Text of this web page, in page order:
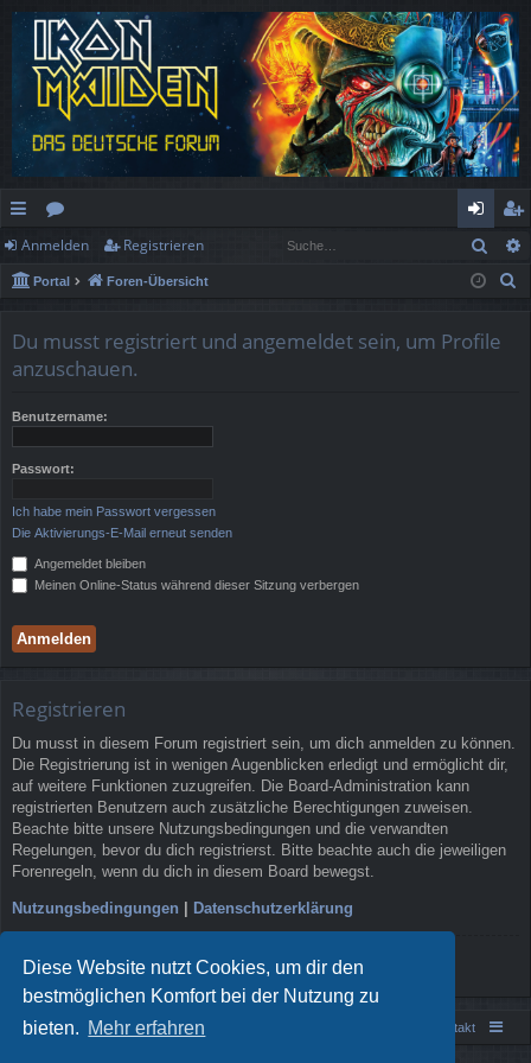
Diese Website nutzt Cookies, um dir den
bestmöglichen Komfort bei der Nutzung zu
bieten. Mehr erfahren
ch
ne
ug
f
or
en
n
m
eg
ist
Anmelden Registrieren
Portal Foren-Übersicht
Du musst registriert und angemeldet sein, um Profile
anzuschauen.
Benutzername:
Passwort:
Ich habe mein Passwort vergessen
Die Aktivierungs-E-Mail erneut senden
Angemeldet bleiben
Meinen Online-Status während dieser Sitzung verbergen
Registrieren
Du musst in diesem Forum registriert sein, um dich anmelden zu können.
Die Registrierung ist in wenigen Augenblicken erledigt und ermöglicht dir,
auf weitere Funktionen zuzugreifen. Die Board-Administration kann
registrierten Benutzern auch zusätzliche Berechtigungen zuweisen.
Beachte bitte unsere Nutzungsbedingungen und die verwandten
Regelungen, bevor du dich registrierst. Bitte beachte auch die jeweiligen
Forenregeln, wenn du dich in diesem Board bewegst.
Nutzungsbedingungen | Datenschutzerklärung
Registrieren
Portal Foren-Übersicht Kontakt